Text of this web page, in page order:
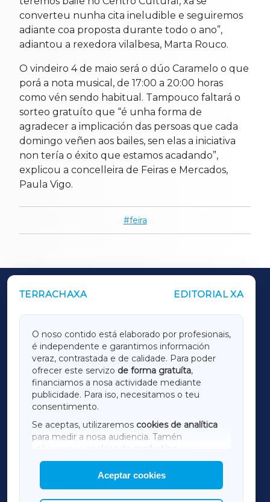
converteu nunha cita ineludible e seguiremos
adiante coa proposta durante todo o ano”,
adiantou a rexedora vilalbesa, Marta Rouco.
O vindeiro 4 de maio será o dúo Caramelo o que
porá a nota musical, de 17:00 a 20:00 horas
como vén sendo habitual. Tampouco faltará o
sorteo gratuíto que “é unha forma de
agradecer a implicación das persoas que cada
domingo veñen aos bailes, sen elas a iniciativa
non tería o éxito que estamos acadando”,
explicou a concelleira de Feiras e Mercados,
Paula Vigo.
feira
TERRACHAXA EDITORIAL XA
O noso contido está elaborado por profesionais,
é independente e garantimos información
veraz, contrastada e de calidade. Para poder
ofrecer este servizo de forma gratuíta,
financiamos a nosa actividade mediante
publicidade. Para iso, necesitamos o teu
consentimento.
Se aceptas, utilizaremos cookies de analítica
para medir a nosa audiencia. Tamén
utilizaremos
cookies de marketing
mostrar publicidade de terceiros.
Así mesmo, podes personalizar a elección das
cookies que desexas permitir.
Aceptar cookies
OUTROS PERIÓDICOS
LUGOXA
TERRACHAXA
AMARIÑAXA
RIBEIRASACRAXA